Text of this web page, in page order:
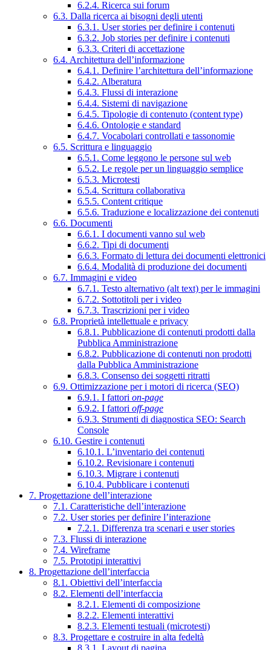
6.2.4. Ricerca sui forum
6.3. Dalla ricerca ai bisogni degli utenti
6.3.1. User stories per definire i contenuti
6.3.2. Job stories per definire i contenuti
6.3.3. Criteri di accettazione
6.4. Architettura dell’informazione
6.4.1. Definire l’architettura dell’informazione
6.4.2. Alberatura
6.4.3. Flussi di interazione
6.4.4. Sistemi di navigazione
6.4.5. Tipologie di contenuto (content type)
6.4.6. Ontologie e standard
6.4.7. Vocabolari controllati e tassonomie
6.5. Scrittura e linguaggio
6.5.1. Come leggono le persone sul web
6.5.2. Le regole per un linguaggio semplice
6.5.3. Microtesti
6.5.4. Scrittura collaborativa
6.5.5. Content critique
6.5.6. Traduzione e localizzazione dei contenuti
6.6. Documenti
6.6.1. I documenti vanno sul web
6.6.2. Tipi di documenti
6.6.3. Formato di lettura dei documenti elettronici
6.6.4. Modalità di produzione dei documenti
6.7. Immagini e video
6.7.1. Testo alternativo (alt text) per le immagini
6.7.2. Sottotitoli per i video
6.7.3. Trascrizioni per i video
6.8. Proprietà intellettuale e privacy
6.8.1. Pubblicazione di contenuti prodotti dalla
Pubblica Amministrazione
6.8.2. Pubblicazione di contenuti non prodotti
dalla Pubblica Amministrazione
6.8.3. Consenso dei soggetti ritratti
6.9. Ottimizzazione per i motori di ricerca (SEO)
6.9.1. I fattori on-page
6.9.2. I fattori off-page
6.9.3. Strumenti di diagnostica SEO: Search
Console
6.10. Gestire i contenuti
6.10.1. L’inventario dei contenuti
6.10.2. Revisionare i contenuti
6.10.3. Migrare i contenuti
6.10.4. Pubblicare i contenuti
7. Progettazione dell’interazione
7.1. Caratteristiche dell’interazione
7.2. User stories per definire l’interazione
7.2.1. Differenza tra scenari e user stories
7.3. Flussi di interazione
7.4. Wireframe
7.5. Prototipi interattivi
8. Progettazione dell’interfaccia
8.1. Obiettivi dell’interfaccia
8.2. Elementi dell’interfaccia
8.2.1. Elementi di composizione
8.2.2. Elementi interattivi
8.2.3. Elementi testuali (microtesti)
8.3. Progettare e costruire in alta fedeltà
8.3.1. Layout di pagina